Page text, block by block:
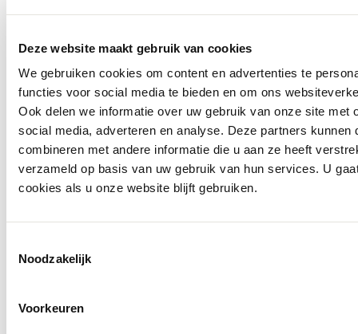
Deze website maakt gebruik van cookies
We gebruiken cookies om content en advertenties te
functies voor social media te bieden en om ons
Ook delen we informatie over uw gebruik van onze site met
social media, adverteren en analyse. Deze partners kunnen
combineren met andere informatie die u aan ze heeft
verzameld op basis van uw gebruik van hun services. U
cookies als u onze website blijft gebruiken.
Noodzakelijk
Voorkeuren
Monari